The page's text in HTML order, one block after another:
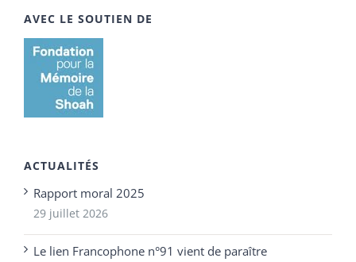
AVEC LE SOUTIEN DE
ACTUALITÉS
Rapport moral 2025
29 juillet 2026
Le lien Francophone n°91 vient de paraître